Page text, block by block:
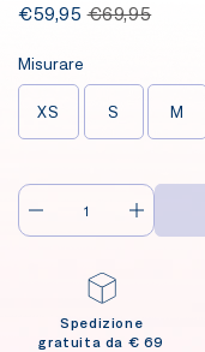
€59,95 €69,95
Misurare
XS S M
Spedizione
gratuita da € 69